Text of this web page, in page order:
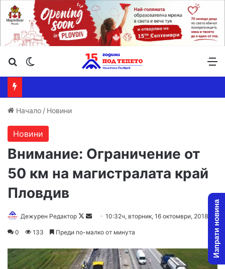
Търсене ...
Начало / Новини
Новини
Внимание: Ограничение от
50 км на магистралата край
Пловдив
Дежурен Редактор
F
l
o
d
a
10:32ч, вторник, 16 октомври, 2018
0 133 Преди по-малко от минута Изпрати новина